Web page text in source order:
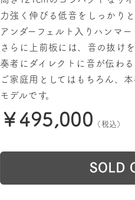
力強く伸びる低音をしっかりと
アンダーフェルト入りハンマ
さらに上前板には、音の抜け
奏者にダイレクトに音が伝わ
ご家庭用としてはもちろん、
モデルです。
￥495,000 （税込）